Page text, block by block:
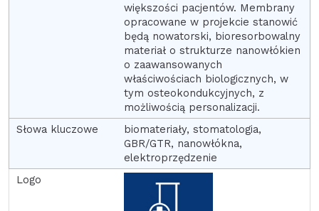
większości pacjentów. Membrany
opracowane w projekcie stanowić
będą nowatorski, bioresorbowalny
materiał o strukturze nanowłókien
o zaawansowanych
właściwościach biologicznych, w
tym osteokondukcyjnych, z
możliwością personalizacji.
biomateriały, stomatologia,
GBR/GTR, nanowłókna,
elektroprzędzenie